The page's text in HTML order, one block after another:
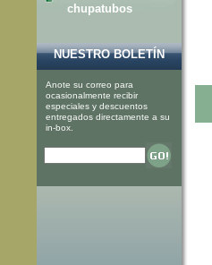
chupatubos
NUESTRO BOLETÍN
Anote su correo para
ocasionalmente recibir
especiales y descuentos
entregados directamente a su
in-box.